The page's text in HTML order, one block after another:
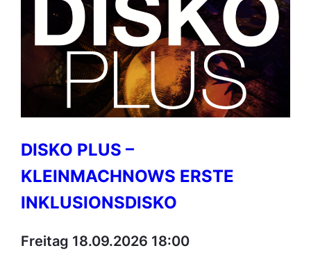
DISKO PLUS –
KLEINMACHNOWS ERSTE
INKLUSIONSDISKO
Freitag 18.09.2026 18:00